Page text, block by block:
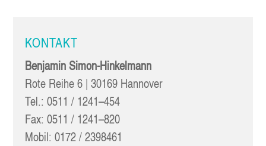
KON­TAKT
Ben­ja­min Simon-Hinkelmann
Rote Rei­he 6 | 30169 Hannover
Tel.: 0511 / 1241–454
Fax: 0511 / 1241–820
Mobil: 0172 / 2398461